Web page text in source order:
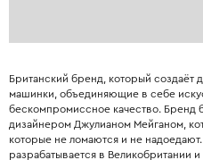
Британский бренд, который создаёт
машинки, объединяющие в себе
бескомпромиссное качество. Бренд
дизайнером Джулианом Мейганом,
которые не ломаются и не
разрабатывается в Великобритании